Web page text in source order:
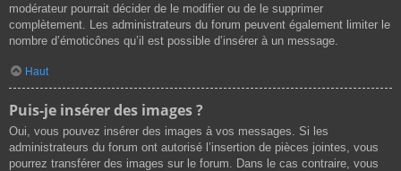
modérateur pourrait décider de le modifier ou de le supprimer
complètement. Les administrateurs du forum peuvent également limiter le
nombre d’émoticônes qu’il est possible d’insérer à un message.
Haut
Puis-je insérer des images ?
Oui, vous pouvez insérer des images à vos messages. Si les
administrateurs du forum ont autorisé l’insertion de pièces jointes, vous
pourrez transférer des images sur le forum. Dans le cas contraire, vous